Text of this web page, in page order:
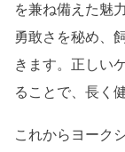
を兼ね備えた魅
勇敢さを秘め、
きます。正しい
ることで、長く
これからヨーク